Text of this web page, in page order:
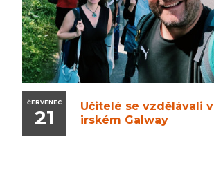
ČERVENEC
21
Učitelé se vzdělávali v
irském Galway